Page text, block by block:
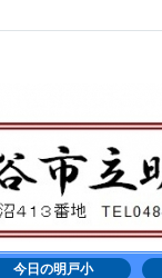
今日の明戸小